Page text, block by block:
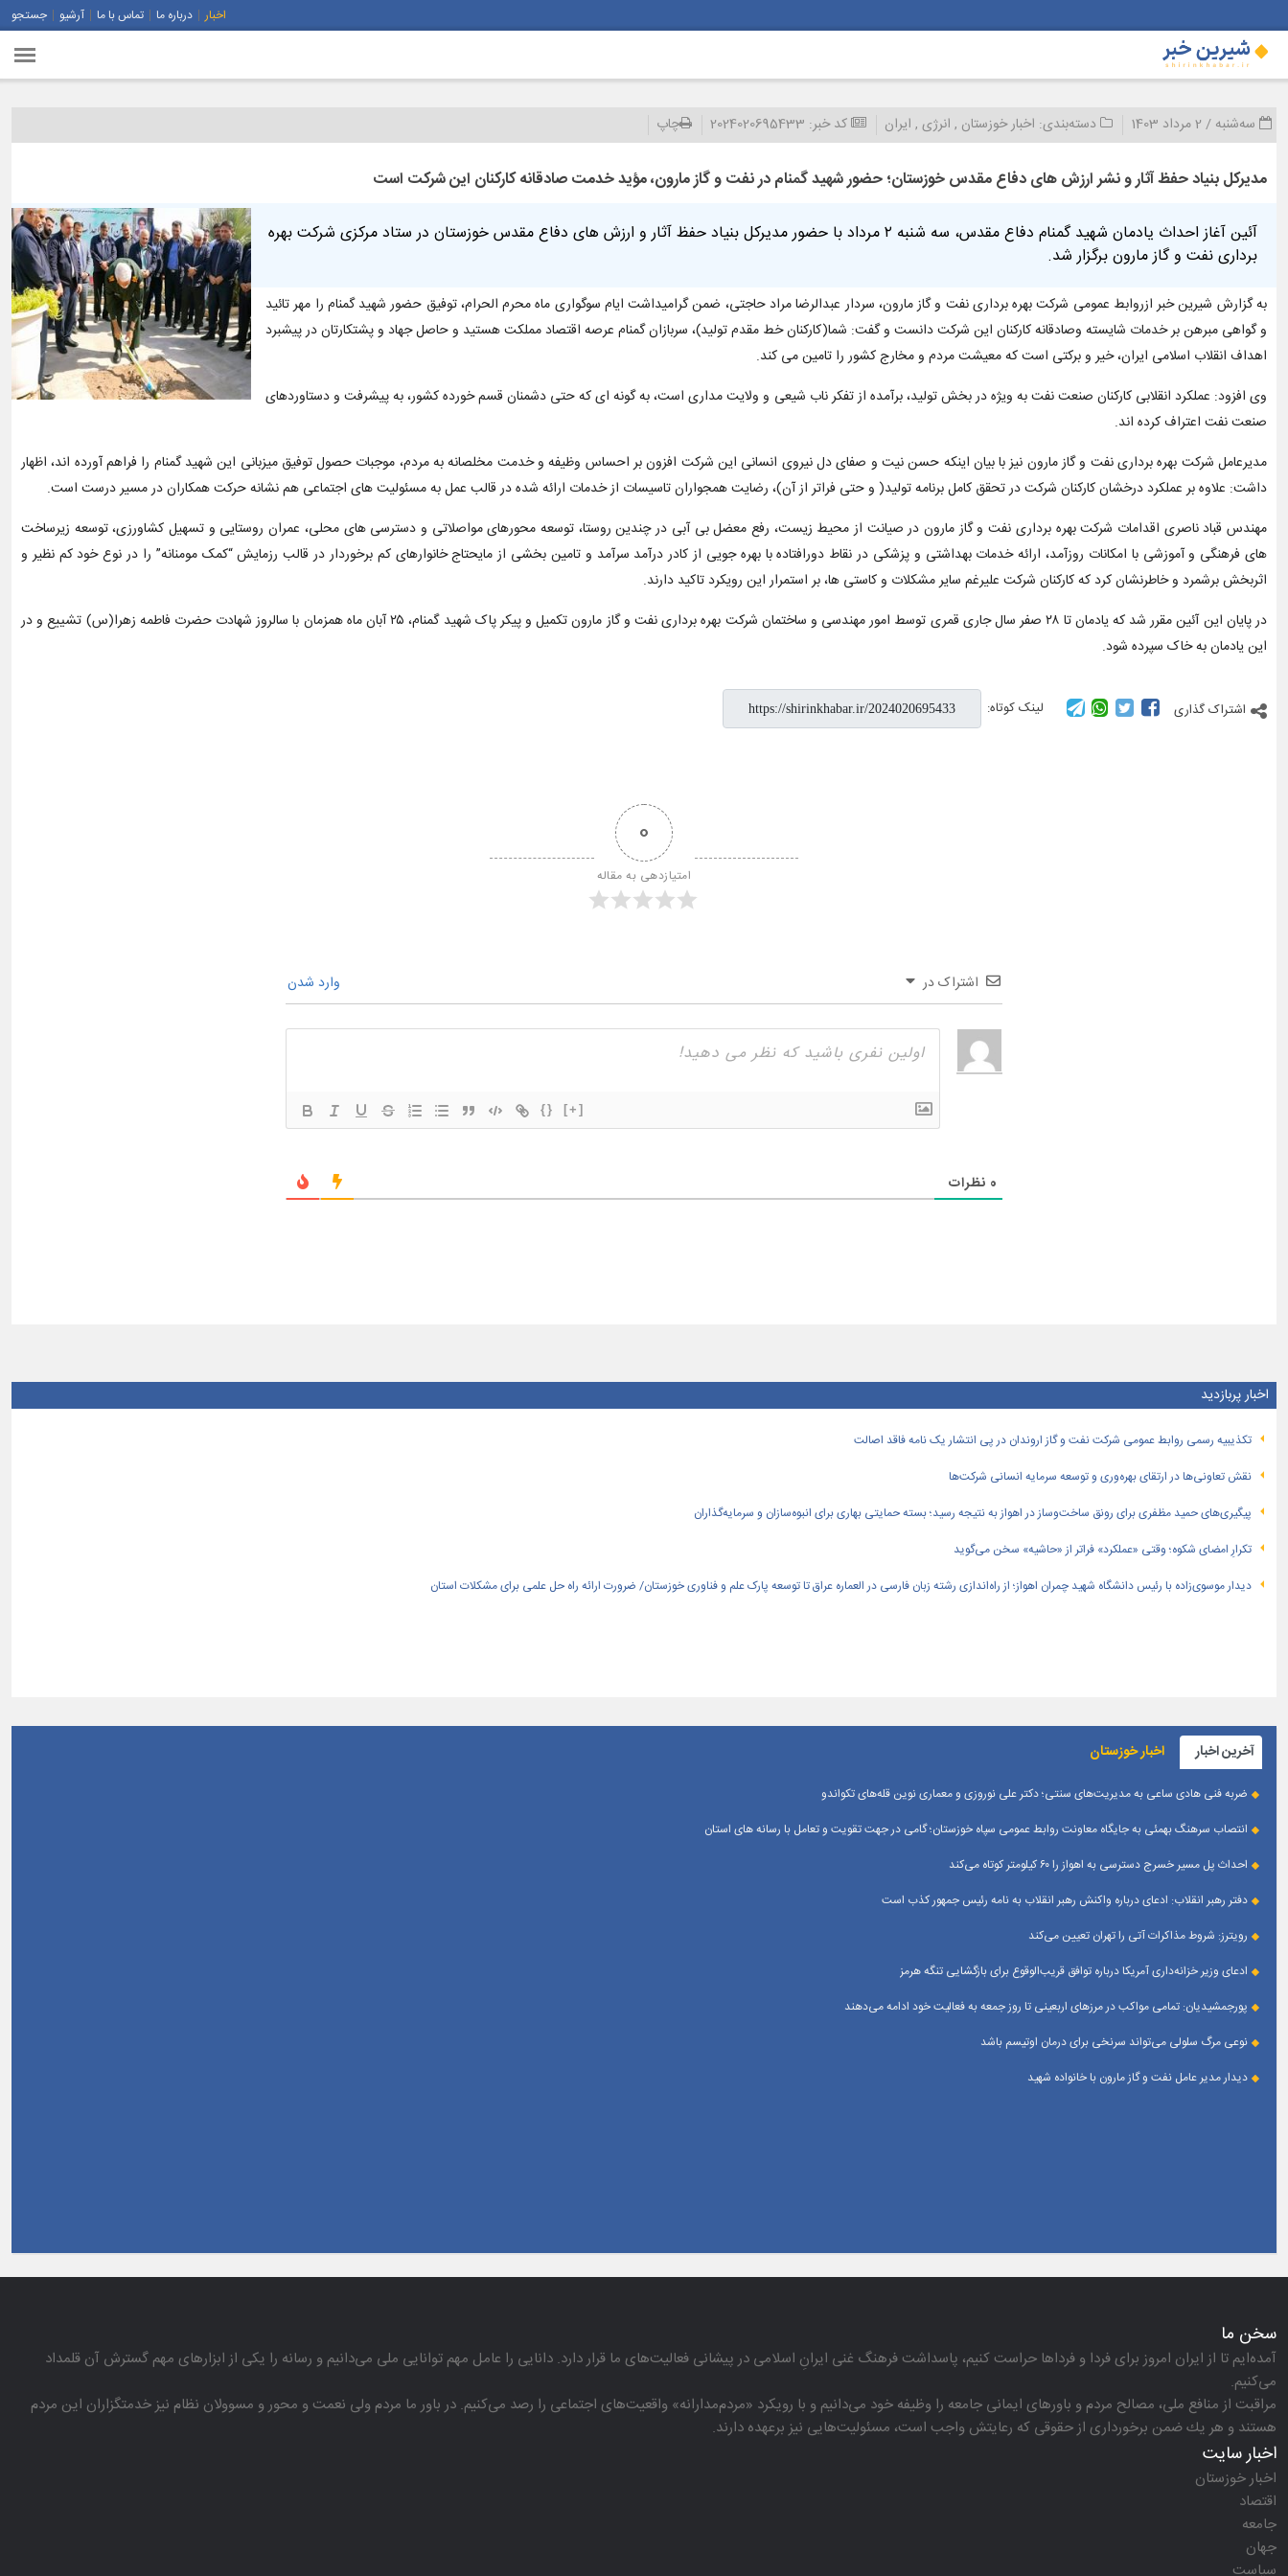
اخبار درباره ما تماس با ما آرشیو جستجو
سه‌شنبه / 2 مرداد 1403 دسته‌بندی: اخبار خوزستان , انرژی , ایران کد خبر: 2024020695433 چاپ
مدیرکل بنیاد حفظ آثار و نشر ارزش های دفاع مقدس خوزستان؛ حضور شهید گمنام در نفت و گاز مارون، مؤید خدمت صادقانه کارکنان این شرکت است
آئین آغاز احداث یادمان شهید گمنام دفاع مقدس، سه شنبه ۲ مرداد با حضور مدیرکل بنیاد حفظ آثار و ارزش های دفاع مقدس خوزستان در ستاد مرکزی شرکت بهره
برداری نفت و گاز مارون برگزار شد.
به گزارش شیرین خبر ازروابط عمومی شرکت بهره برداری نفت و گاز مارون، سردار عبدالرضا مراد حاجتی، ضمن گرامیداشت ایام سوگواری ماه محرم الحرام، توفیق حضور شهید گمنام را مهر تائید
و گواهی مبرهن بر خدمات شایسته وصادقانه کارکنان این شرکت دانست و گفت: شما(کارکنان خط مقدم تولید)، سربازان گمنام عرصه اقتصاد مملکت هستید و حاصل جهاد و پشتکارتان در پیشبرد
اهداف انقلاب اسلامی ایران، خیر و برکتی است که معیشت مردم و مخارج کشور را تامین می کند.
وی افزود: عملکرد انقلابی کارکنان صنعت نفت به ویژه در بخش تولید، برآمده از تفکر ناب شیعی و ولایت مداری است، به گونه ای که حتی دشمنان قسم خورده کشور، به پیشرفت و دستاوردهای
صنعت نفت اعتراف کرده اند.
مدیرعامل شرکت بهره برداری نفت و گاز مارون نیز با بیان اینکه حسن نیت و صفای دل نیروی انسانی این شرکت افزون بر احساس وظیفه و خدمت مخلصانه به مردم، موجبات حصول توفیق میزبانی این شهید گمنام را فراهم آورده اند، اظهار
داشت: علاوه بر عملکرد درخشان کارکنان شرکت در تحقق کامل برنامه تولید( و حتی فراتر از آن)، رضایت همجواران تاسیسات از خدمات ارائه شده در قالب عمل به مسئولیت های اجتماعی هم نشانه حرکت همکاران در مسیر درست است.
مهندس قباد ناصری اقدامات شرکت بهره برداری نفت و گاز مارون در صیانت از محیط زیست، رفع معضل بی آبی در چندین روستا، توسعه محورهای مواصلاتی و دسترسی های محلی، عمران روستایی و تسهیل کشاورزی، توسعه زیرساخت
های فرهنگی و آموزشی با امکانات روزآمد، ارائه خدمات بهداشتی و پزشکی در نقاط دورافتاده با بهره جویی از کادر درآمد سرآمد و تامین بخشی از مایحتاج خانوارهای کم برخوردار در قالب رزمایش “کمک مومنانه” را در نوع خود کم نظیر و
اثربخش برشمرد و خاطرنشان کرد که کارکنان شرکت علیرغم سایر مشکلات و کاستی ها، بر استمرار این رویکرد تاکید دارند.
در پایان این آئین مقرر شد که یادمان تا ۲۸ صفر سال جاری قمری توسط امور مهندسی و ساختمان شرکت بهره برداری نفت و گاز مارون تکمیل و پیکر پاک شهید گمنام، ۲۵ آبان ماه همزمان با سالروز شهادت حضرت فاطمه زهرا(س) تشییع و در
این یادمان به خاک سپرده شود.
اشتراک گذاری لینک کوتاه:
0
امتیازدهی به مقاله
اشتراک در وارد شدن
{} [+]
0 نظرات
اخبار پربازدید
تكذیبیه رسمی روابط عمومی شركت نفت و گاز اروندان در پی انتشار یک نامه فاقد اصالت
نقش تعاونی‌ها در ارتقای بهره‌وری و توسعه سرمایه انسانی شرکت‌ها
پیگیری‌های حمید مظفری برای رونق ساخت‌وساز در اهواز به نتیجه رسید؛ بسته حمایتی بهاری برای انبوه‌سازان و سرمایه‌گذاران
تکرارِ امضای شکوه؛ وقتی «عملکرد» فراتر از «حاشیه» سخن می‌گوید
دیدار موسوی‌زاده با رئیس دانشگاه شهید چمران اهواز؛ از راه‌اندازی رشته زبان فارسی در العماره عراق تا توسعه پارک علم و فناوری خوزستان/ ضرورت ارائه راه حل علمی برای مشکلات استان
آخرین اخبار اخبار خوزستان
ضربه فنی هادی ساعی به مدیریت‌های سنتی؛ دکتر علی نوروزی و معماری نوین قله‌های تکواندو
انتصاب سرهنگ بهمئی به جایگاه معاونت روابط عمومی سپاه خوزستان؛ گامی در جهت تقویت و تعامل با رسانه‌ های استان
احداث پل مسیر خسرج دسترسی به اهواز را ۶۰ کیلومتر کوتاه می‌کند
دفتر رهبر انقلاب: ادعای درباره واکنش رهبر انقلاب به نامه رئیس جمهور کذب است
رویترز: شروط مذاکرات آتی را تهران تعیین می‌کند
ادعای وزیر خزانه‌داری آمریکا درباره توافق قریب‌الوقوع برای بازگشایی تنگه هرمز
پورجمشیدیان: تمامی مواکب در مرزهای اربعینی تا روز جمعه به فعالیت خود ادامه می‌دهند
نوعی مرگ سلولی می‌تواند سرنخی برای درمان اوتیسم باشد
دیدار مدیر عامل نفت و گاز مارون با خانواده شهید
سخن ما
آمده‌ایم تا از ایران امروز برای فردا و فرداها حراست كنیم، پاسداشت فرهنگ غنی ایرانِ اسلامی در پیشانی فعالیت‌های ما قرار دارد. دانایی را عامل مهم توانایی ملی می‌دانیم و رسانه را یكی از ابزارهای مهم گسترش آن قلمداد
می‌كنیم.
مراقبت از منافع ملی، مصالح مردم و باورهای ایمانی جامعه را وظیفه خود می‌دانیم و با رویكرد «مردم‌مدارانه‌» واقعیت‌های اجتماعی را رصد می‌كنیم. در باور ما مردم ولی نعمت و محور و مسوولان نظام نیز خدمتگزاران این مردم
هستند و هر یك ضمن برخورداری از حقوقی كه رعایتش واجب است، مسئولیت‌هایی نیز برعهده دارند.
اخبار سایت
اخبار خوزستان
اقتصاد
جامعه
جهان
سیاست